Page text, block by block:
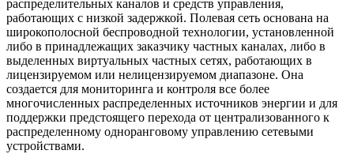
распределительных каналов и средств управления,
работающих с низкой задержкой. Полевая сеть основана на
широкополосной беспроводной технологии, установленной
либо в принадлежащих заказчику частных каналах, либо в
выделенных виртуальных частных сетях, работающих в
лицензируемом или нелицензируемом диапазоне. Она
создается для мониторинга и контроля все более
многочисленных распределенных источников энергии и для
поддержки предстоящего перехода от централизованного к
распределенному одноранговому управлению сетевыми
устройствами.